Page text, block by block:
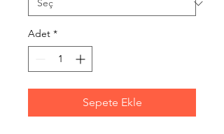
Adet *
Sepete Ekle